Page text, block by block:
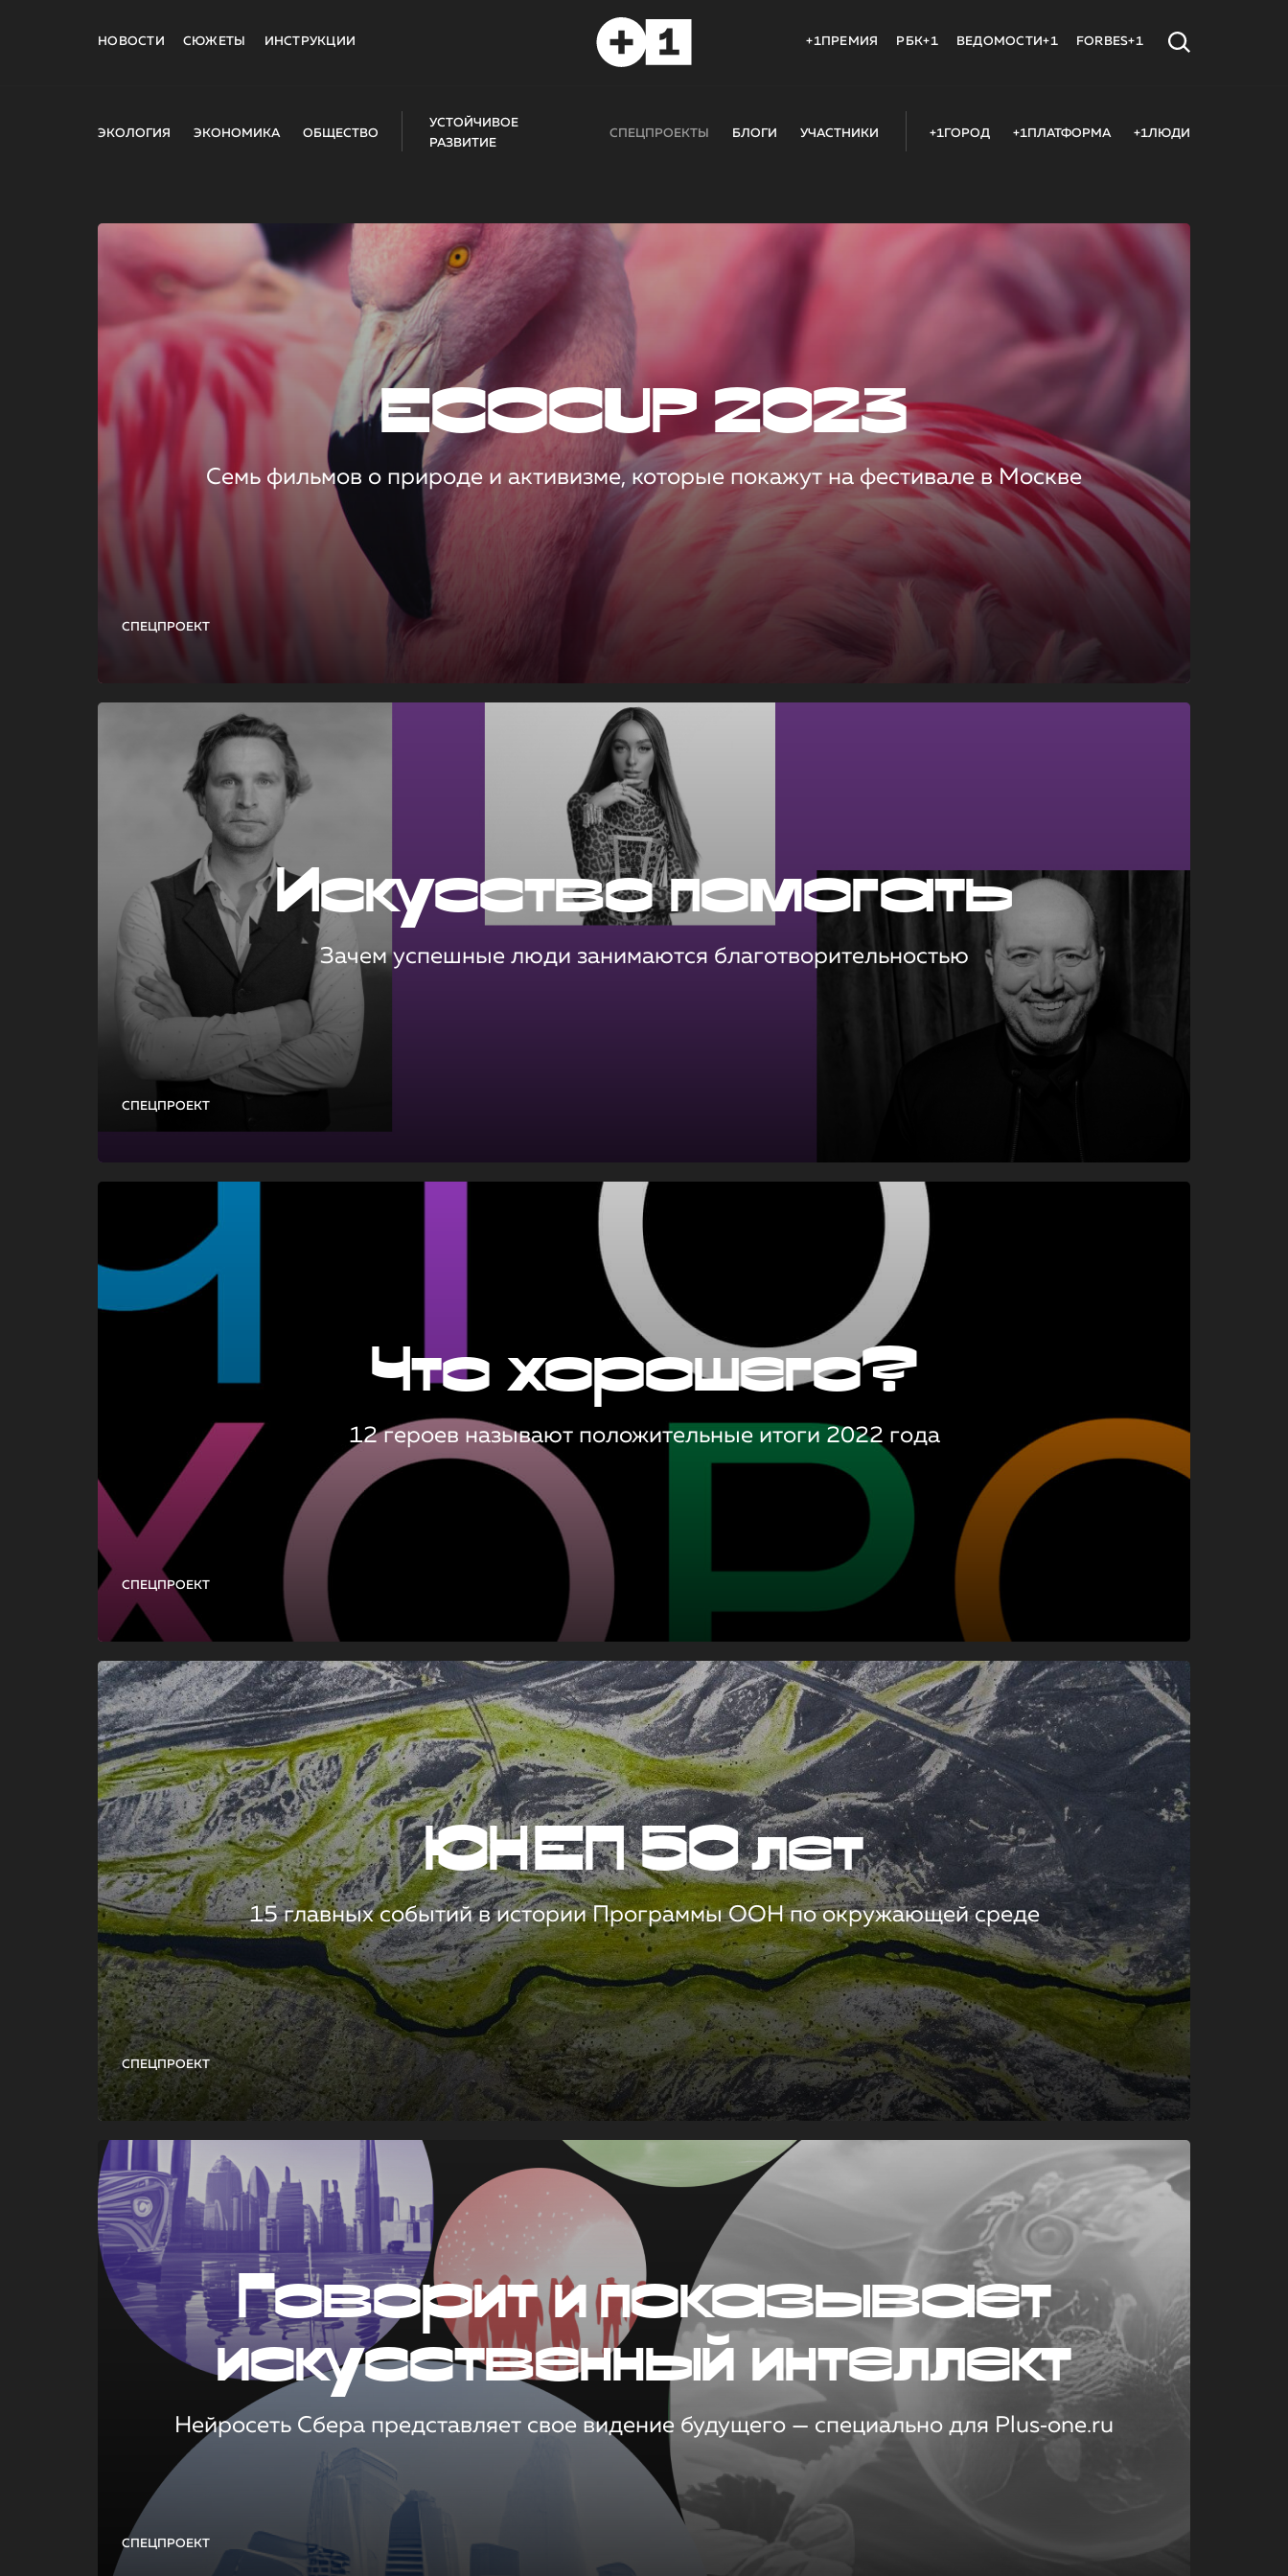
НОВОСТИ СЮЖЕТЫ ИНСТРУКЦИИ +1ПРЕМИЯ РБК+1 ВЕДОМОСТИ+1 FORBES+1
ЭКОЛОГИЯ ЭКОНОМИКА ОБЩЕСТВО
УСТОЙЧИВОЕ
РАЗВИТИЕ
СПЕЦПРОЕКТЫ БЛОГИ УЧАСТНИКИ +1ГОРОД +1ПЛАТФОРМА +1ЛЮДИ
СПЕЦПРОЕКТ
ECOCUP 2023
Семь фильмов о природе и активизме, которые покажут на фестивале в Москве
СПЕЦПРОЕКТ
Искусство помогать
Зачем успешные люди занимаются благотворительностью
СПЕЦПРОЕКТ
Что хорошего?
12 героев называют положительные итоги 2022 года
СПЕЦПРОЕКТ
ЮНЕП 50 лет
15 главных событий в истории Программы ООН по окружающей среде
СПЕЦПРОЕКТ
Говорит и показывает
искусственный интеллект
Нейросеть Сбера представляет свое видение будущего — специально для Plus‑one.ru